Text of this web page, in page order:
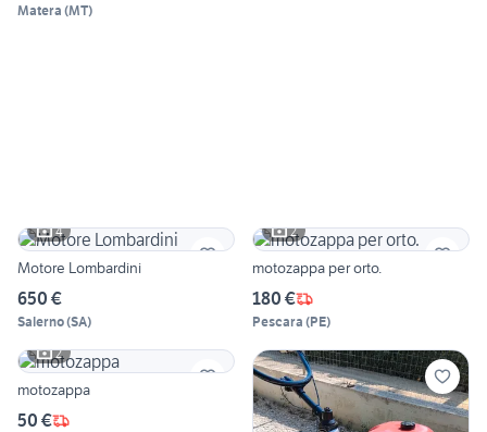
Matera (MT)
4
Motore Lombardini
650 €
Salerno(SA)
2
motozappa per orto.
180 €
Pescara (PE)
2
motozappa
50 €